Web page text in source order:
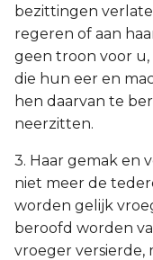
bezittingen
regeren of aan
geen troon voor u,
die hun eer en
hen daarvan te
neerzitten.
3. Haar gemak en
niet meer de
worden gelijk
beroofd worden
vroeger versierde,